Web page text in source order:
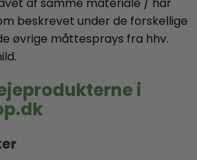
beskrevet under de forskellige
øvrige måttesprays fra hhv.
i